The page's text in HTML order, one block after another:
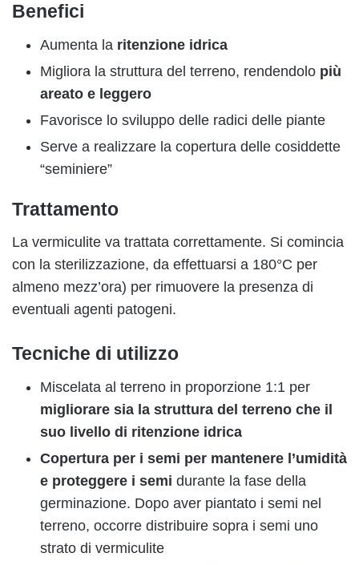
Benefici
Aumenta la ritenzione idrica
Migliora la struttura del terreno, rendendolo più
areato e leggero
Favorisce lo sviluppo delle radici delle piante
Serve a realizzare la copertura delle cosiddette
“seminiere”
Trattamento
La vermiculite va trattata correttamente. Si comincia
con la sterilizzazione, da effettuarsi a 180°C per
almeno mezz’ora) per rimuovere la presenza di
eventuali agenti patogeni.
Tecniche di utilizzo
Miscelata al terreno in proporzione 1:1 per
migliorare sia la struttura del terreno che il
suo livello di ritenzione idrica
Copertura per i semi per mantenere l’umidità
e proteggere i semi durante la fase della
germinazione. Dopo aver piantato i semi nel
terreno, occorre distribuire sopra i semi uno
strato di vermiculite